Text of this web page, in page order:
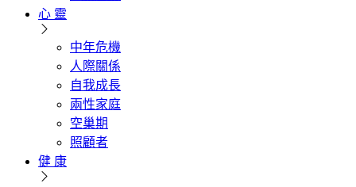
心 靈
中年危機
人際關係
自我成長
兩性家庭
空巢期
照顧者
健 康